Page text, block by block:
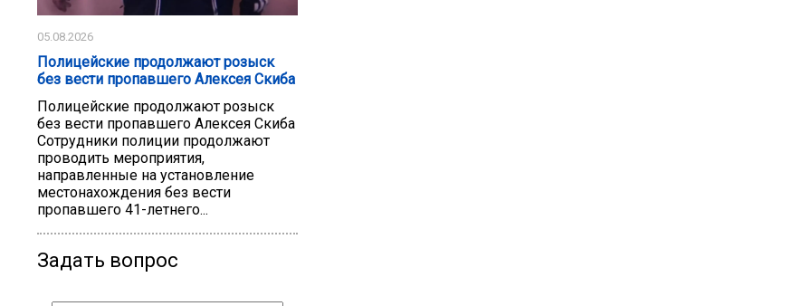
05.08.2026
Полицейские продолжают розыск
без вести пропавшего Алексея Скиба
Полицейские продолжают розыск
без вести пропавшего Алексея Скиба
Сотрудники полиции продолжают
проводить мероприятия,
направленные на установление
местонахождения без вести
пропавшего 41-летнего...
Задать вопрос